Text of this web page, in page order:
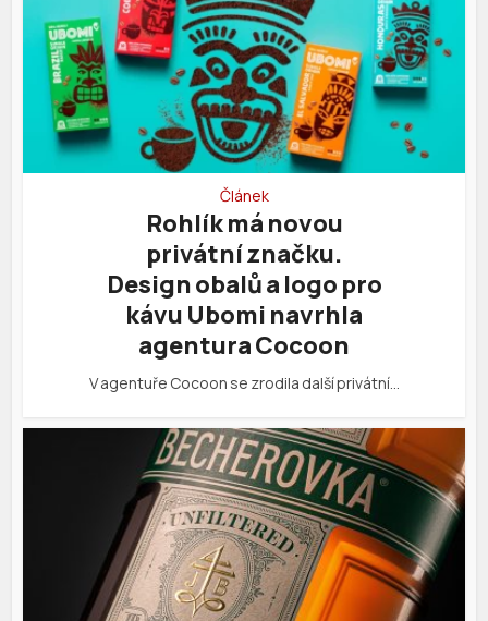
Článek
Rohlík má novou
privátní značku.
Design obalů a logo pro
kávu Ubomi navrhla
agentura Cocoon
V agentuře Cocoon se zrodila další privátní…